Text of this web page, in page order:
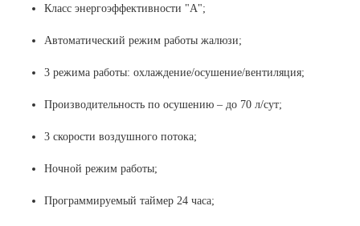
Класс энергоэффективности "А";
Автоматический режим работы жалюзи;
3 режима работы: охлаждение/осушение/вентиляция;
Производительность по осушению – до 70 л/сут;
3 скорости воздушного потока;
Ночной режим работы;
Программируемый таймер 24 часа;